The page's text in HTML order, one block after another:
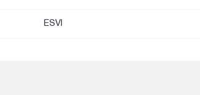
ESVI